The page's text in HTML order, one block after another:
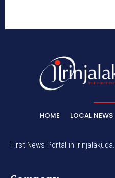
HOME LOCAL NEWS
First News Portal in Irinjalakuda.